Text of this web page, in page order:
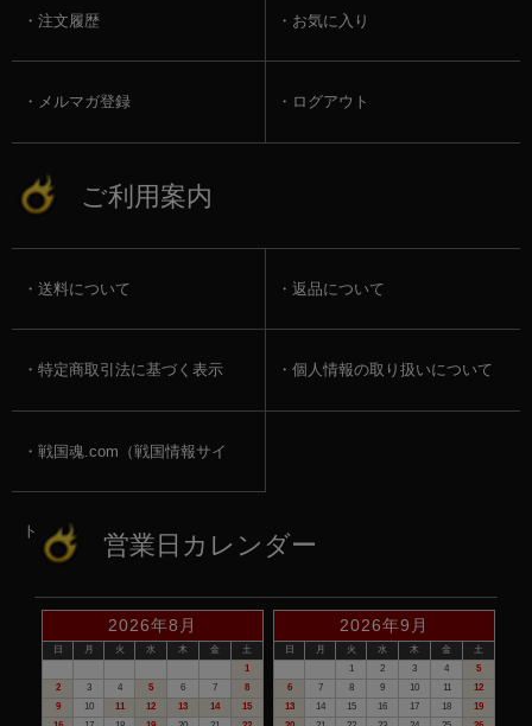
注文履歴 お気に入り
メルマガ登録 ログアウト
ご利用案内
送料について 返品について
特定商取引法に基づく表示 個人情報の取り扱いについて
戦国魂.com（戦国情報サイ
ト） 営業日カレンダー
2026年8月
日 月 火 水 木 金
土
1
2
3 4 5 6 7
8
9
10 11 12 13 14
15
2026年9月
日 月 火 水 木 金
土
1
2 3 4
5
6
7 8 9 10 11
12
13
14 15 16 17 18
19